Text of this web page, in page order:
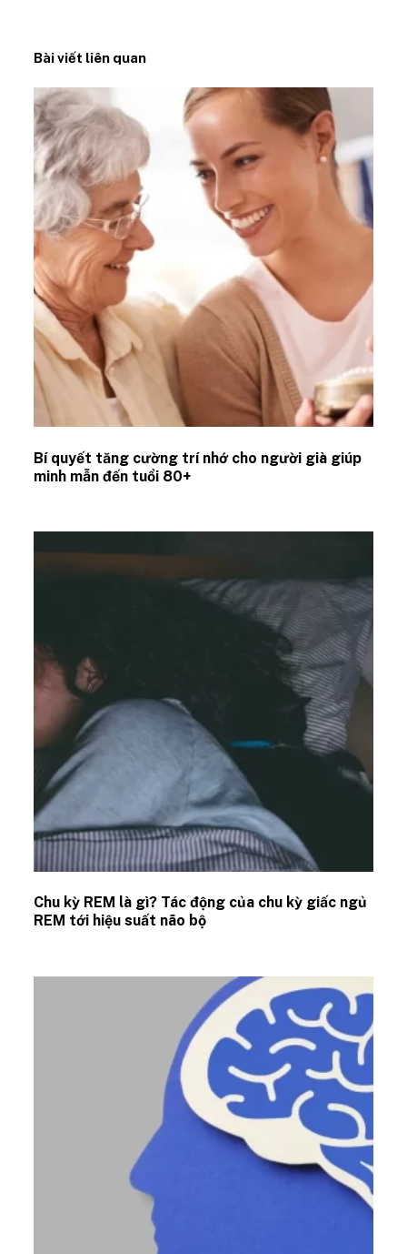
Bài viết liên quan
Bí quyết tăng cường trí nhớ cho người già giúp
minh mẫn đến tuổi 80+
Chu kỳ REM là gì? Tác động của chu kỳ giấc ngủ
REM tới hiệu suất não bộ